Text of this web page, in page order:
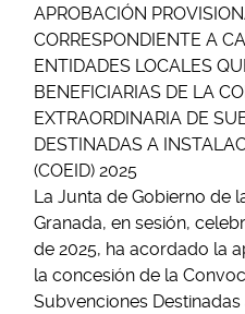
APROBACIÓN
CORRESPONDIENTE A
ENTIDADES LOCALES
BENEFICIARIAS DE LA
EXTRAORDINARIA DE
DESTINADAS A
(COEID) 2025
La Junta de Gobierno de
Granada, en sesión,
de 2025, ha acordado la
la concesión de la
Subvenciones